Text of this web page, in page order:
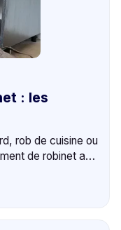
: les
rob de cuisine ou
de robinet a
à éviter.